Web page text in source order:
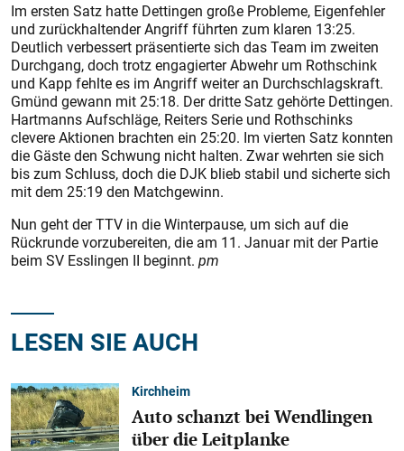
Im ersten Satz hatte Dettingen große Probleme, Eigenfehler
und zurückhaltender Angriff führten zum klaren 13:25.
Deutlich verbessert präsentierte sich das Team im zweiten
Durchgang, doch trotz engagierter Abwehr um Rothschink
und Kapp fehlte es im Angriff weiter an Durchschlagskraft.
Gmünd gewann mit 25:18. Der dritte Satz gehörte Dettingen.
Hartmanns Aufschläge, Reiters Serie und Rothschinks
clevere Aktionen brachten ein 25:20. Im vierten Satz konnten
die Gäste den Schwung nicht halten. Zwar wehrten sie sich
bis zum Schluss, doch die DJK blieb stabil und sicherte sich
mit dem 25:19 den Matchgewinn.
Nun geht der TTV in die Winterpause, um sich auf die
Rückrunde vorzubereiten, die am 11. Januar mit der Partie
beim SV Esslingen II beginnt. pm
LESEN SIE AUCH
Kirchheim
Auto schanzt bei Wendlingen
über die Leitplanke